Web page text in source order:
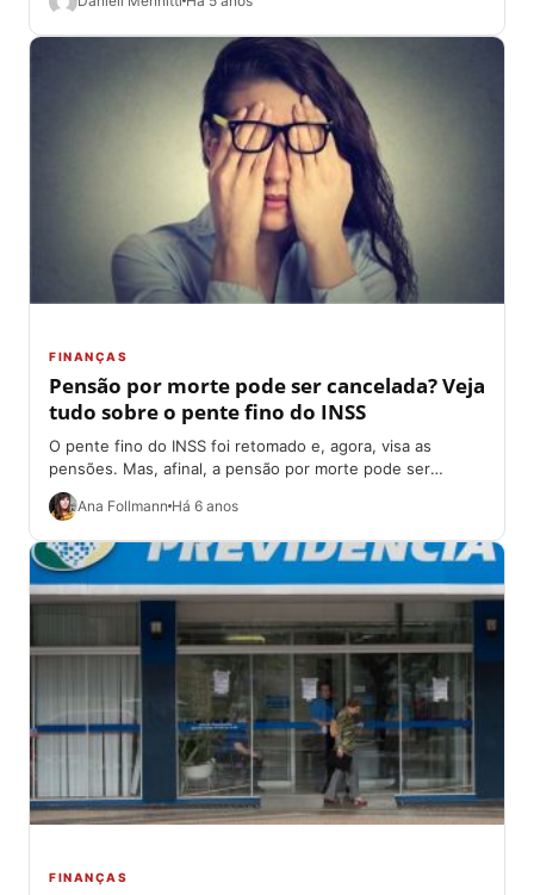
FINANÇAS
Pensão por morte pode ser cancelada? Veja
tudo sobre o pente fino do INSS
O pente fino do INSS foi retomado e, agora, visa as
pensões. Mas, afinal, a pensão por morte pode ser
cancelada? Como...
Ana Follmann Há 6 anos
FINANÇAS